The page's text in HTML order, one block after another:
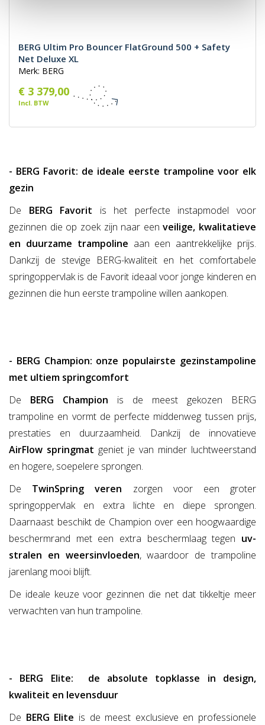
BERG Ultim Pro Bouncer FlatGround 500 + Safety
Net Deluxe XL
Merk: BERG
€ 3 379,00
Incl. BTW
- BERG Favorit: de ideale eerste trampoline voor elk
gezin
De BERG Favorit is het perfecte instapmodel voor
gezinnen die op zoek zijn naar eenveilige, kwalitatieve
en duurzame trampoline aan een aantrekkelijke prijs.
Dankzij de stevige BERG-kwaliteit en het comfortabele
springoppervlak is de Favorit ideaal voor jonge kinderen en
gezinnen die hun eerste trampoline willen aankopen.
- BERG Champion: onze populairste gezinstampoline
met ultiem springcomfort
De BERG Champion is de meest gekozen BERG
trampoline en vormt de perfecte middenweg tussen prijs,
prestaties en duurzaamheid. Dankzij de innovatieve
AirFlow springmat geniet je van minder luchtweerstand
en hogere, soepelere sprongen.
De TwinSpring veren zorgen voor een groter
springoppervlak en extra lichte en diepe sprongen.
Daarnaast beschikt de Champion over een hoogwaardige
beschermrand met een extra beschermlaag tegen uv-
stralen en weersinvloeden, waardoor de trampoline
jarenlang mooi blijft.
De ideale keuze voor gezinnen die net dat tikkeltje meer
verwachten van hun trampoline.
- BERG Elite: de absolute topklasse in design,
kwaliteit en levensduur
De BERG Elite is de meest exclusieve en professionele